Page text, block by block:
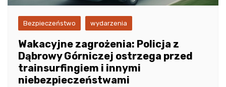
Bezpieczeństwo wydarzenia
Wakacyjne zagrożenia: Policja z
Dąbrowy Górniczej ostrzega przed
trainsurfingiem i innymi
niebezpieczeństwami